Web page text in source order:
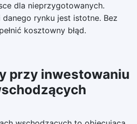
dla nieprzygotowanych.
rynku jest istotne. Bez
kosztowny błąd.
przy inwestowaniu